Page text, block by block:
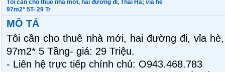
Tôi cần cho thuê nhà mới, hai đường đi, Thái Hà; vỉa hè
97m2* 5T- 29 Tr
MÔ TẢ
Tôi cần cho thuê nhà mới, hai đường đi, vỉa
97m2* 5 Tầng- giá: 29 Triệu.
- Liên hệ trực tiếp chính chủ: O943.468.783